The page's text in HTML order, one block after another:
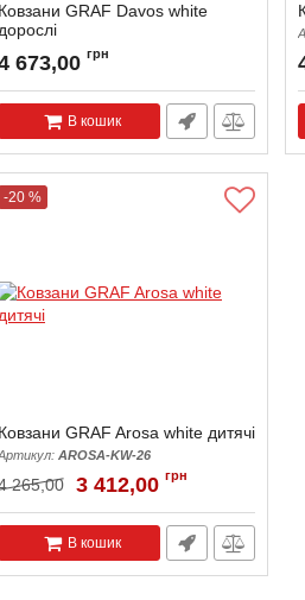
Ковзани GRAF Davos white
дорослі
DAVOS-MW-36
673,00 грн
В кошик
-20 %
Ковзани GRAF Arosa white дитячі
AROSA-KW-26
265,00 3 412,00 грн
В кошик